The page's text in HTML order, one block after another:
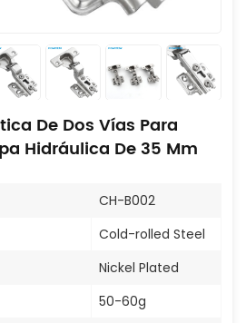
De Dos Vías Para
Hidráulica De 35 Mm
CH-B002
Cold-rolled Steel
Nickel Plated
50-60g